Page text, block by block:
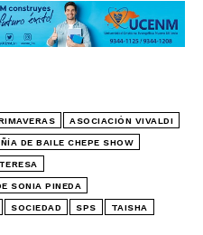
ASOCIACIÓN VIVALDI
DE BAILE CHEPE SHOW
SONIA PINEDA
SOCIEDAD SPS TAISHA